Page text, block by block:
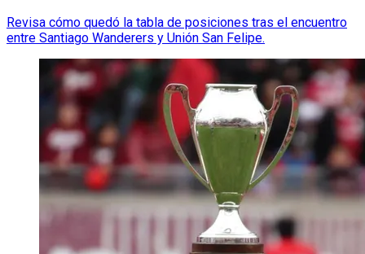
Revisa cómo quedó la tabla de posiciones tras el encuentro
entre Santiago Wanderers y Unión San Felipe.